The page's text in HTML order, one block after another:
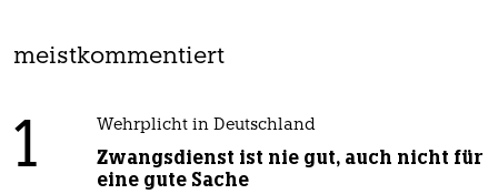
meistkommentiert
1 Wehrplicht in Deutschland
Zwangsdienst ist nie gut, auch nicht für
eine gute Sache